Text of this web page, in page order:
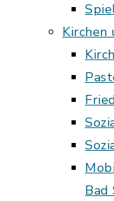
Kirchen
Bad